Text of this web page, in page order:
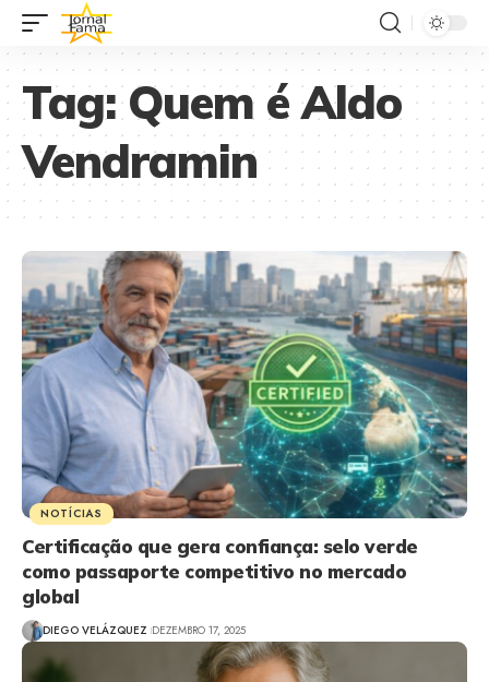
Tag:Quem é Aldo
Vendramin
NOTÍCIAS
Certificação que gera confiança: selo verde
como passaporte competitivo no mercado
global
DIEGO VELÁZQUEZ DEZEMBRO 17, 2025